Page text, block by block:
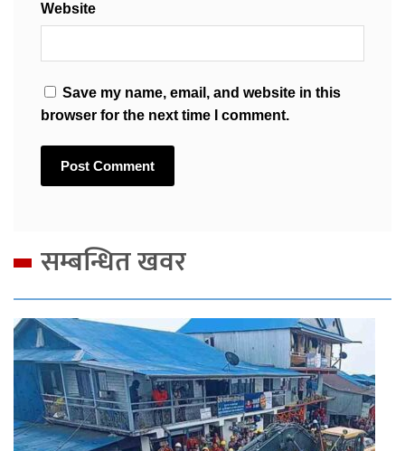
Website
Save my name, email, and website in this
browser for the next time I comment.
सम्बन्धित खवर